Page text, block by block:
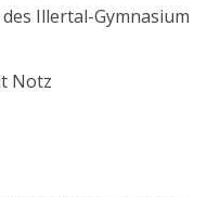
Illertal-Gymnasium
Notz